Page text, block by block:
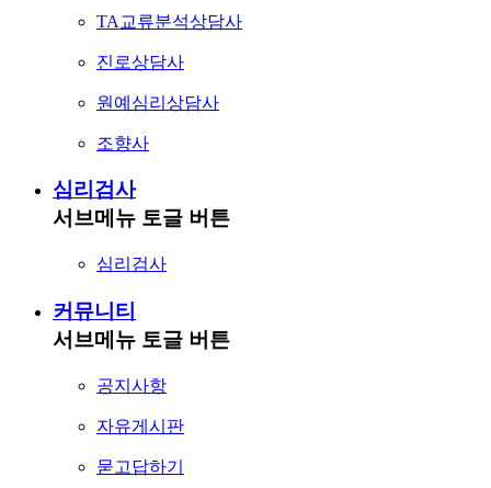
TA교류분석상담사
진로상담사
원예심리상담사
조향사
심리검사
서브메뉴 토글 버튼
심리검사
커뮤니티
서브메뉴 토글 버튼
공지사항
자유게시판
묻고답하기